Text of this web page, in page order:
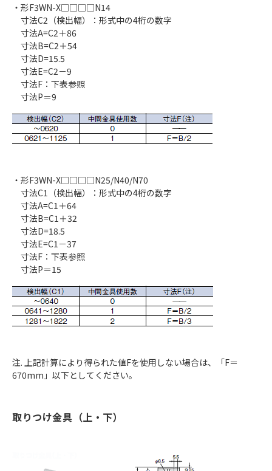
・形F3WN-X□□□□N14
寸法C2（検出幅）：形式中の4桁の数字
寸法A=C2＋86
寸法B=C2＋54
寸法D=15.5
寸法E=C2－9
寸法F：下表参照
寸法P＝9
・形F3WN-X□□□□N25/N40/N70
寸法C1（検出幅）：形式中の4桁の数字
寸法A=C1＋64
寸法B=C1＋32
寸法D=18.5
寸法E=C1－37
寸法F：下表参照
寸法P＝15
注. 上記計算により得られた値Fを使用しない場合は、「F＝
670mm」以下としてください。
取りつけ金具（上・下）